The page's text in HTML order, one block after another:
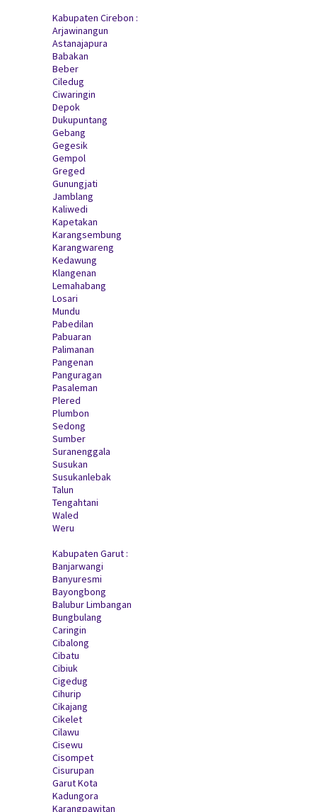
Kabupaten Cirebon :
Arjawinangun
Astanajapura
Babakan
Beber
Ciledug
Ciwaringin
Depok
Dukupuntang
Gebang
Gegesik
Gempol
Greged
Gunungjati
Jamblang
Kaliwedi
Kapetakan
Karangsembung
Karangwareng
Kedawung
Klangenan
Lemahabang
Losari
Mundu
Pabedilan
Pabuaran
Palimanan
Pangenan
Panguragan
Pasaleman
Plered
Plumbon
Sedong
Sumber
Suranenggala
Susukan
Susukanlebak
Talun
Tengahtani
Waled
Weru
Kabupaten Garut :
Banjarwangi
Banyuresmi
Bayongbong
Balubur Limbangan
Bungbulang
Caringin
Cibalong
Cibatu
Cibiuk
Cigedug
Cihurip
Cikajang
Cikelet
Cilawu
Cisewu
Cisompet
Cisurupan
Garut Kota
Kadungora
Karangpawitan